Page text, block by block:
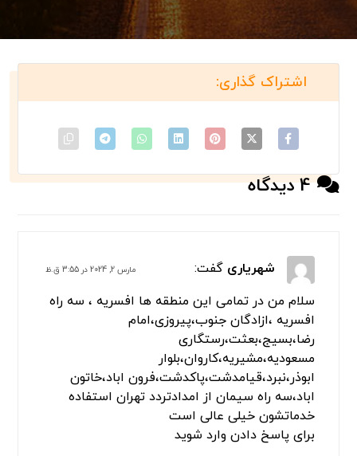
آیا شما یک فرستنده
هستید؟
کلیه خدمات حمل ماشین از مبدا تهران به شهرستان ها به
دو صورت حمل ماشین با خودروبر تکی و تریلی خودروبر
سروران گرامی است.
حمل خودرو با جرثقیل نیز توسط انواع جرثقیل های کفی و
دکل دار، جرثقیل حمل خودرو، ... می باشد.
جهت درخواست امداد خودرو تهران، یدک کش تهران، حمل
خودرو تهران، خودرو بر تهران، خودروبر تهران با شماره تماس
های امداد خودرو تهران تماس حاصل فرمایید